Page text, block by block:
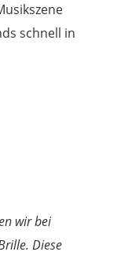
schnell in
wir bei
Diese